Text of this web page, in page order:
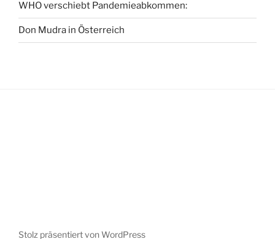
WHO verschiebt Pandemieabkommen:
Don Mudra in Österreich
Stolz präsentiert von WordPress